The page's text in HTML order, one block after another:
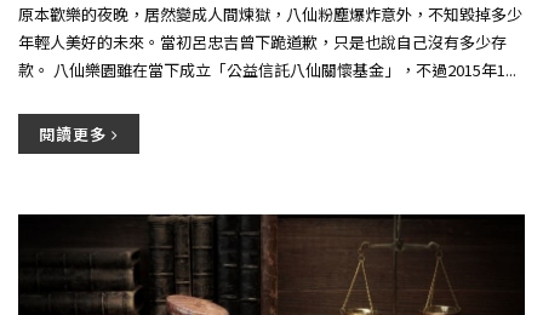
原本歡樂的夜晚，居然變成人間煉獄，八仙粉塵爆炸意外，不知毀掉多少
年輕人美好的未來。當初呂忠吉曾下跪道歉，只是也說自己沒有多少存
款。 八仙樂園雖在當下成立「公益信託八仙關懷基金」，不過2015年1...
閱讀更多